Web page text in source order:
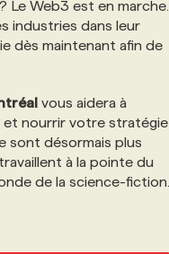
Web3 est en marche...
industries dans leur
dès maintenant afin de
vous aidera à
et nourrir votre stratégie
sont désormais plus
à la pointe du
de la science-fiction.